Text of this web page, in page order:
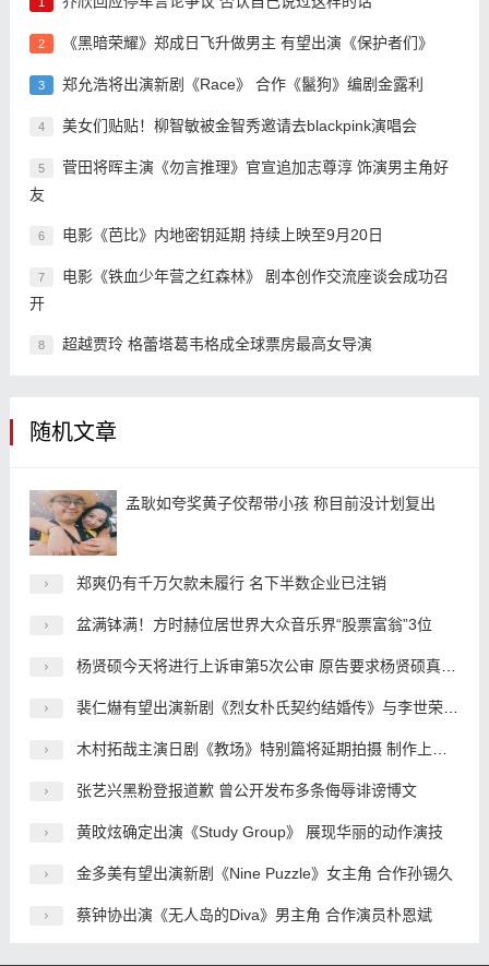
2 《黑暗荣耀》郑成日飞升做男主 有望出演《保护者们》
3 郑允浩将出演新剧《Race》 合作《鬣狗》编剧金露利
4 美女们贴贴！柳智敏被金智秀邀请去blackpink演唱会
5
菅田将晖主演《勿言推理》官宣追加志尊淳 饰演男主角好
友
6 电影《芭比》内地密钥延期 持续上映至9月20日
7
电影《铁血少年营之红森林》 剧本创作交流座谈会成功召
开
8 超越贾玲 格蕾塔葛韦格成全球票房最高女导演
随机文章
孟耿如夸奖黄子佼帮带小孩 称目前没计划复出
郑爽仍有千万欠款未履行 名下半数企业已注销
盆满钵满！方时赫位居世界大众音乐界“股票富翁”3位
杨贤硕今天将进行上诉审第5次公审 原告要求杨贤硕真心道歉
裴仁爀有望出演新剧《烈女朴氏契约结婚传》与李世荣搭档
木村拓哉主演日剧《教场》特别篇将延期拍摄 制作上出了问题
张艺兴黑粉登报道歉 曾公开发布多条侮辱诽谤博文
黄旼炫确定出演《Study Group》 展现华丽的动作演技
金多美有望出演新剧《Nine Puzzle》女主角 合作孙锡久
蔡钟协出演《无人岛的Diva》男主角 合作演员朴恩斌